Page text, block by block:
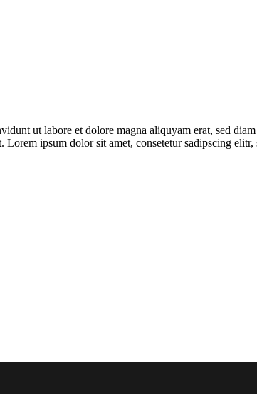
ut labore et dolore magna aliquyam erat, sed
ipsum dolor sit amet, consetetur sadipscing elitr,